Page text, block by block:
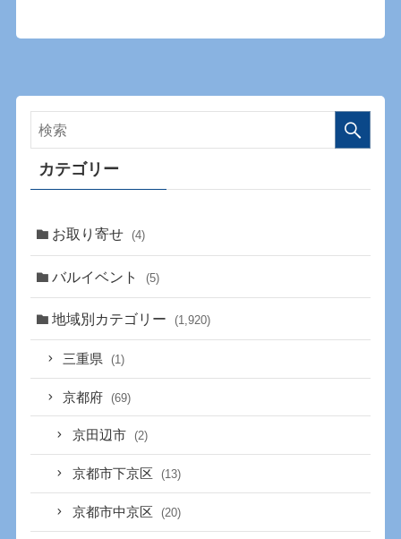
カテゴリー
お取り寄せ (4)
バルイベント (5)
地域別カテゴリー (1,920)
三重県 (1)
京都府 (69)
京田辺市 (2)
京都市下京区 (13)
京都市中京区 (20)